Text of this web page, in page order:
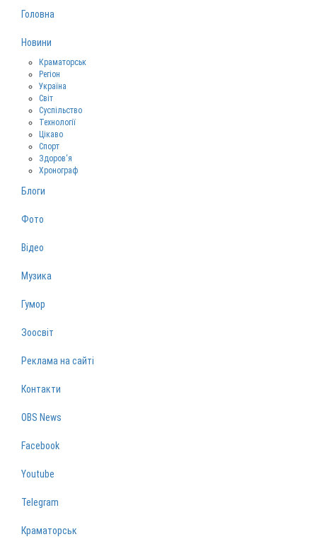
Головна
Новини
Краматорськ
Регіон
Україна
Світ
Суспільство
Технології
Цікаво
Спорт
Здоров‘я
Хронограф
Блоги
Фото
Відео
Музика
Гумор
Зоосвіт
Реклама на сайті
Контакти
OBS News
Facebook
Youtube
Telegram
Краматорськ